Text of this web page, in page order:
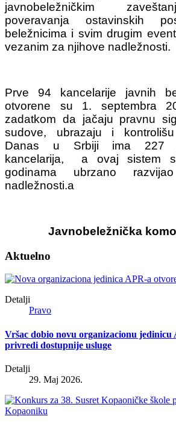
javnobeležničkim
poveravanja ostavinskih
beležnicima i svim drugim
vezanim za njihove nadležnosti.
Prve 94 kancelarije javnih
otvorene su 1. septembra
zadatkom da jačaju pravnu
sudove, ubrazaju i
Danas u Srbiji ima 227
kancelarija, a ovaj sistem
godinama ubrzano
nadležnosti.a
Javnobeležnička
Aktuelno
Detalji
Pravo
Vršac dobio novu organizacionu
privredi dostupnije usluge
Detalji
29. Maj 2026.